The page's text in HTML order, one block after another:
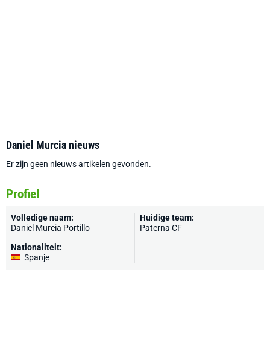
Daniel Murcia nieuws
Er zijn geen nieuws artikelen gevonden.
Profiel
Volledige naam:
Daniel Murcia Portillo
Nationaliteit:
Spanje
Huidige team:
Paterna CF